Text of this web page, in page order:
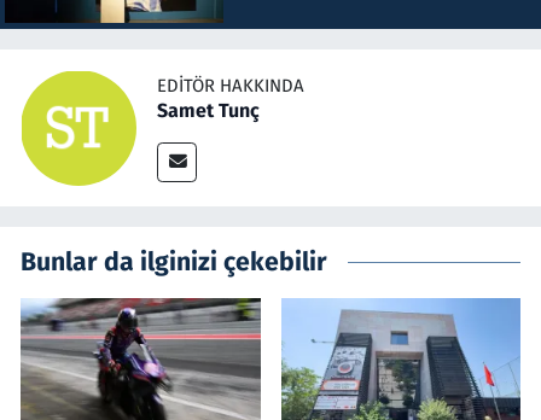
EDITÖR HAKKINDA
Samet Tunç
Bunlar da ilginizi çekebilir